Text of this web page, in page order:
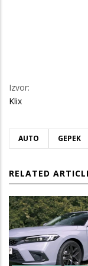
Izvor:
Klix
AUTO GEPEK
RELATED